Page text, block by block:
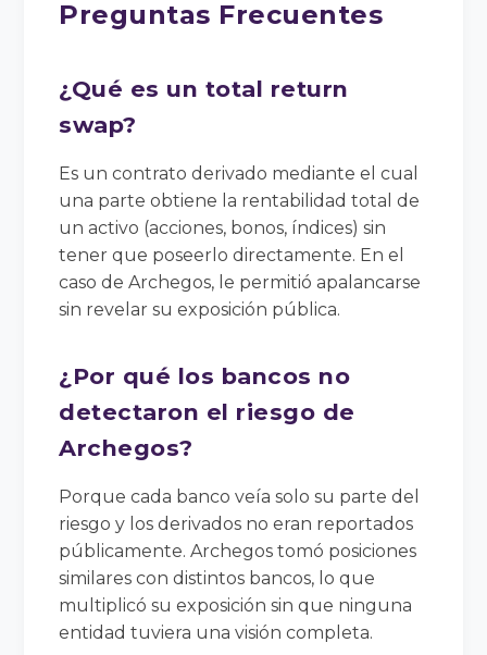
Preguntas Frecuentes
¿Qué es un total return
swap?
Es un contrato derivado mediante el cual
una parte obtiene la rentabilidad total de
un activo (acciones, bonos, índices) sin
tener que poseerlo directamente. En el
caso de Archegos, le permitió apalancarse
sin revelar su exposición pública.
¿Por qué los bancos no
detectaron el riesgo de
Archegos?
Porque cada banco veía solo su parte del
riesgo y los derivados no eran reportados
públicamente. Archegos tomó posiciones
similares con distintos bancos, lo que
multiplicó su exposición sin que ninguna
entidad tuviera una visión completa.